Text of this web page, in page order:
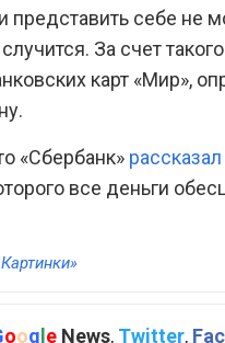
себе не
За счет
карт «Мир»,
«Сбербанк»
все деньги
oogle News, Twitter,